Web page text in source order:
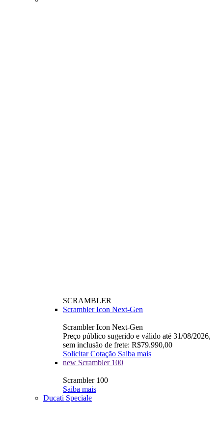
SCRAMBLER
Scrambler Icon Next-Gen
Scrambler Icon Next-Gen
Preço público sugerido e válido até 31/08/2026,
sem inclusão de frete: R$79.990,00
Solicitar Cotação Saiba mais
new Scrambler 100
Scrambler 100
Saiba mais
Ducati Speciale